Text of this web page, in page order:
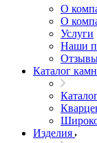
О
О
Услуги
Наши
Каталог
Изделия